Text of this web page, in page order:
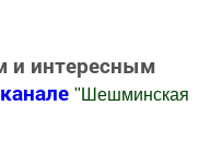
и интересным
"Шешминская